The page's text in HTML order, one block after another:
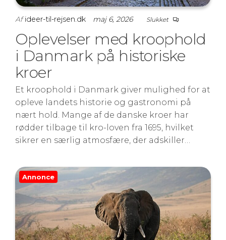
Afideer-til-rejsen.dk maj 6, 2026 Slukket
Oplevelser med kroophold
i Danmark på historiske
kroer
Et kroophold i Danmark giver mulighed for at
opleve landets historie og gastronomi på
nært hold. Mange af de danske kroer har
rødder tilbage til kro-loven fra 1695, hvilket
sikrer en særlig atmosfære, der adskiller…
Annonce